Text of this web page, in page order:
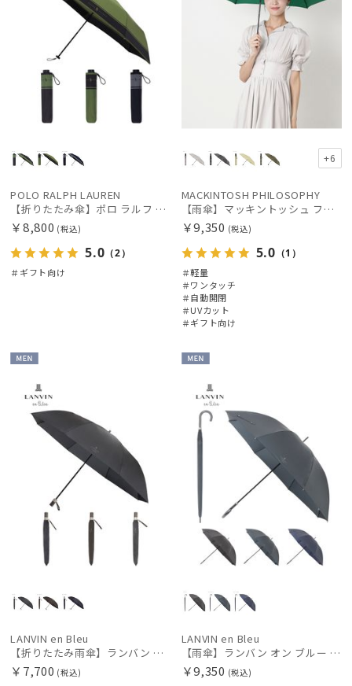
POLO RALPH LAUREN
【折りたたみ傘】ポロ ラルフ ローレン (POLO RALPH LAUREN) バイカラー
￥8,800 (税込)
5.0 （2）
＃ギフト向け
+6
MACKINTOSH PHILOSOPHY
【雨傘】マッキントッシュ フィロソフィー (MACKINTOSH PHILOSOPHY) Birbrella AUTO-JUMP バーブレラ 自動開閉 折りたたみ
￥9,350 (税込)
5.0 （1）
＃軽量
＃ワンタッチ
＃自動開閉
＃UVカット
＃ギフト向け
LANVIN en Bleu
【折りたたみ雨傘】ランバン オン ブルー (LANVIN en Bleu) ワンポイントロゴ 大きめ
￥7,700 (税込)
LANVIN en Bleu
【雨傘】ランバン オン ブルー (LANVIN en Bleu) 無地×ロゴ 紳士傘 大きめ75cm
￥9,350 (税込)